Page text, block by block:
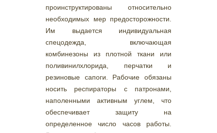
проинструктированы относительно
необходимых мер предосторожности.
Им выдается индивидуальная
спецодежда, включающая
комбинезоны из плотной ткани или
поливинилхлорида, перчатки и
резиновые сапоги. Рабочие обязаны
носить респираторы с патронами,
наполенными активным углем, что
обеспечивает защиту на
определенное число часов работы.